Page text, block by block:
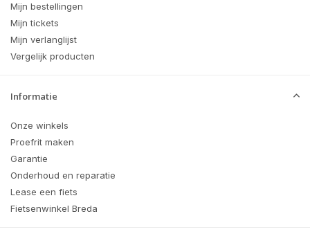
Mijn bestellingen
Mijn tickets
Mijn verlanglijst
Vergelijk producten
Informatie
Onze winkels
Proefrit maken
Garantie
Onderhoud en reparatie
Lease een fiets
Fietsenwinkel Breda